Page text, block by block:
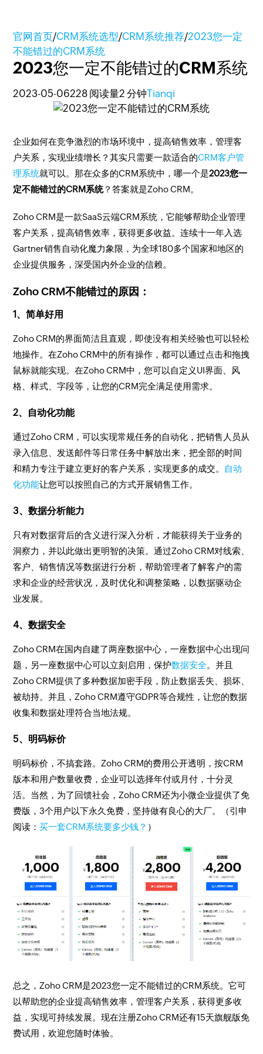
官网首页/CRM系统选型/CRM系统推荐/2023您一定
不能错过的CRM系统
2023您一定不能错过的CRM系统
2023-05-06228 阅读量2 分钟Tianqi
企业如何在竞争激烈的市场环境中，提高销售效率，管理客
户关系，实现业绩增长？其实只需要一款适合的CRM客户管
理系统就可以。那在众多的CRM系统中，哪一个是2023您一
定不能错过的CRM系统？答案就是Zoho CRM。
Zoho CRM是一款SaaS云端CRM系统，它能够帮助企业管理
客户关系，提高销售效率，获得更多收益。连续十一年入选
Gartner销售自动化魔力象限，为全球180多个国家和地区的
企业提供服务，深受国内外企业的信赖。
Zoho CRM不能错过的原因：
1、简单好用
Zoho CRM的界面简洁且直观，即使没有相关经验也可以轻松
地操作。在Zoho CRM中的所有操作，都可以通过点击和拖拽
鼠标就能实现。在Zoho CRM中，您可以自定义UI界面、风
格、样式、字段等，让您的CRM完全满足使用需求。
2、自动化功能
通过Zoho CRM，可以实现常规任务的自动化，把销售人员从
录入信息、发送邮件等日常任务中解放出来，把全部的时间
和精力专注于建立更好的客户关系，实现更多的成交。 自动
化功能让您可以按照自己的方式开展销售工作。
3、数据分析能力
只有对数据背后的含义进行深入分析，才能获得关于业务的
洞察力，并以此做出更明智的决策。通过Zoho CRM对线索、
客户、销售情况等数据进行分析，帮助管理者了解客户的需
求和企业的经营状况，及时优化和调整策略，以数据驱动企
业发展。
4、数据安全
Zoho CRM在国内自建了两座数据中心，一座数据中心出现问
题，另一座数据中心可以立刻启用，保护数据安全。并且
Zoho CRM提供了多种数据加密手段，防止数据丢失、损坏、
被劫持。并且，Zoho CRM遵守GDPR等合规性，让您的数据
收集和数据处理符合当地法规。
5、明码标价
明码标价，不搞套路。Zoho CRM的费用公开透明，按CRM
版本和用户数量收费，企业可以选择年付或月付，十分灵
活。当然，为了回馈社会，Zoho CRM还为小微企业提供了免
费版，3个用户以下永久免费，坚持做有良心的大厂。（引申
阅读：买一套CRM系统要多少钱？ ）
总之，Zoho CRM是2023您一定不能错过的CRM系统。它可
以帮助您的企业提高销售效率，管理客户关系，获得更多收
益，实现可持续发展。现在注册Zoho CRM还有15天旗舰版免
费试用，欢迎您随时体验。